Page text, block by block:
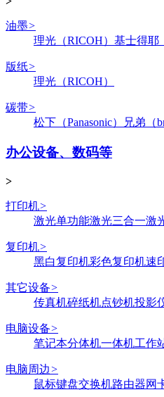
油墨>
理光（RICOH） 基士得耶
版纸>
理光（RICOH）
碳带>
松下（Panasonic）
兄弟（
办公设备、数码等
>
打印机>
激光单功能激光三合一激
复印机>
黑白复印机彩色复印机速
其它设备>
传真机碎纸机点钞机投影
电脑设备>
笔记本分体机一体机工作
电脑周边>
鼠标键盘交换机路由器网